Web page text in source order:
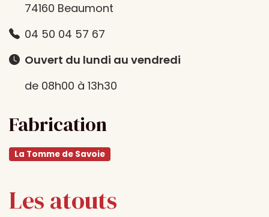
74160 Beaumont
04 50 04 57 67
Ouvert du lundi au vendredi
de 08h00 à 13h30
Fabrication
La Tomme de Savoie
Les atouts